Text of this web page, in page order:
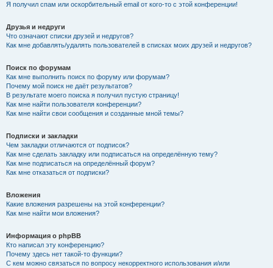
Я получил спам или оскорбительный email от кого-то с этой конференции!
Друзья и недруги
Что означают списки друзей и недругов?
Как мне добавлять/удалять пользователей в списках моих друзей и недругов?
Поиск по форумам
Как мне выполнить поиск по форуму или форумам?
Почему мой поиск не даёт результатов?
В результате моего поиска я получил пустую страницу!
Как мне найти пользователя конференции?
Как мне найти свои сообщения и созданные мной темы?
Подписки и закладки
Чем закладки отличаются от подписок?
Как мне сделать закладку или подписаться на определённую тему?
Как мне подписаться на определённый форум?
Как мне отказаться от подписки?
Вложения
Какие вложения разрешены на этой конференции?
Как мне найти мои вложения?
Информация о phpBB
Кто написал эту конференцию?
Почему здесь нет такой-то функции?
С кем можно связаться по вопросу некорректного использования и/или